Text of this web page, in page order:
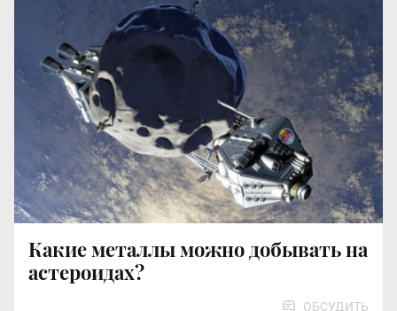
Какие металлы можно добывать на
астероидах?
ОБСУДИТЬ